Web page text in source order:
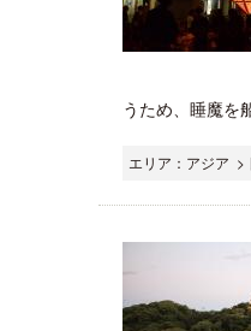
うため、睡魔を
エリア：アジア >